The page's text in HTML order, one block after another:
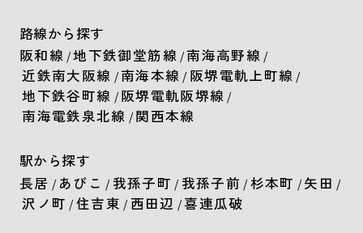
路線から探す
阪和線 /地下鉄御堂筋線 /南海高野線 /
近鉄南大阪線 /南海本線 / 阪堺電軌上町線 /
地下鉄谷町線 / 阪堺電軌阪堺線 /
南海電鉄泉北線 / 関西本線
駅から探す
長居 / あびこ / 我孫子町 / 我孫子前 / 杉本町 / 矢田 /
沢ノ町 / 住吉東 / 西田辺 /喜連瓜破